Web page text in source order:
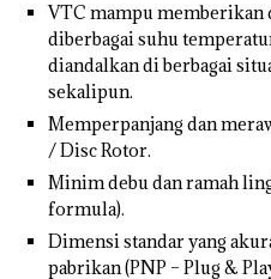
VTC mampu memberikan
diberbagai suhu
diandalkan di berbagai
sekalipun.
Memperpanjang dan
/ Disc Rotor.
Minim debu dan ramah
formula).
Dimensi standar yang
pabrikan (PNP – Plug &